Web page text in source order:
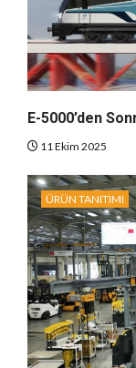
E-5000’den
11 Ekim 2025
ÜRÜN TANITIMI